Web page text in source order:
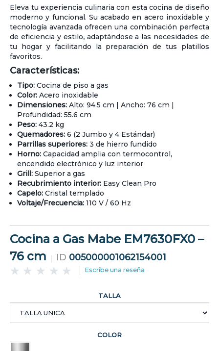
Eleva tu experiencia culinaria con esta cocina de diseño
moderno y funcional. Su acabado en acero inoxidable y
tecnología avanzada ofrecen una combinación perfecta
de eficiencia y estilo, adaptándose a las necesidades de
tu hogar y facilitando la preparación de tus platillos
favoritos.
Características:
Tipo: Cocina de piso a gas
Color: Acero inoxidable
Dimensiones: Alto: 94.5 cm | Ancho: 76 cm |
Profundidad: 55.6 cm
Peso: 43.2 kg
Quemadores: 6 (2 Jumbo y 4 Estándar)
Parrillas superiores: 3 de hierro fundido
Horno: Capacidad amplia con termocontrol,
encendido electrónico y luz interior
Grill: Superior a gas
Recubrimiento interior: Easy Clean Pro
Capelo: Cristal templado
Voltaje/Frecuencia: 110 V / 60 Hz
Cocina a Gas Mabe EM7630FX0 –
76 cm
ID 005000001062154001
Escribe una reseña
TALLA
COLOR